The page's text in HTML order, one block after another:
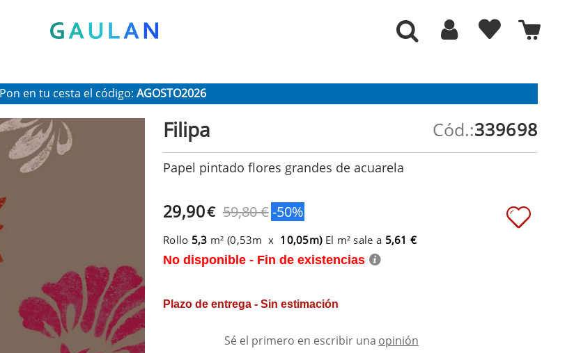
Recibe un 10 % de descuento adicional
Filipa 339698
Cód.:
Papel pintado flores grandes de acuarela
29,90€ 59,80 €-50%
Rollo 5,3 m² (0,53m x 10,05m) El m² sale a 5,61 €
No disponible - Fin de existencias
Plazo de entrega - Sin estimación
Sé el primero en escribir una opinión